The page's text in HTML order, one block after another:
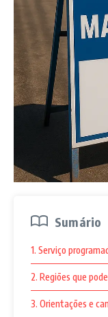
Sumário
1. Serviço
2. Regiões que
3. Orientações e